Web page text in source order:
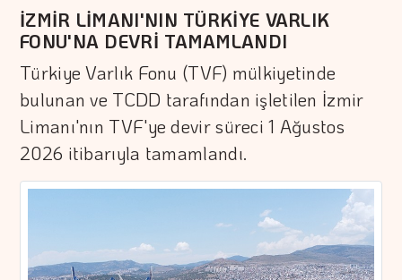
İZMİR LİMANI'NIN TÜRKİYE VARLIK
FONU'NA DEVRİ TAMAMLANDI
Türkiye Varlık Fonu (TVF) mülkiyetinde
bulunan ve TCDD tarafından işletilen İzmir
Limanı'nın TVF'ye devir süreci 1 Ağustos
2026 itibarıyla tamamlandı.